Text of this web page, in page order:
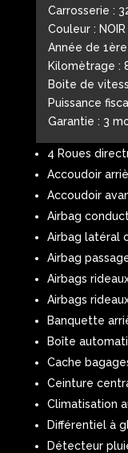
Carrosserie :
Couleur : NOIR
Année de
Kilomètrage :
Boite de
Puissance
Garantie : 3
4 Roues
Accoudoir
Accoudoir
Airbag
Airbag latéral
Airbag
Airbags
Airbags
Banquette
Boîte
Cache
Ceinture
Climatisation
Différentiel à
Détecteur